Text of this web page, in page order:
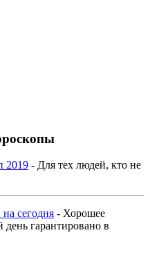
2019 - Для тех людей, кто не
сегодня - Хорошее
гарантировано в